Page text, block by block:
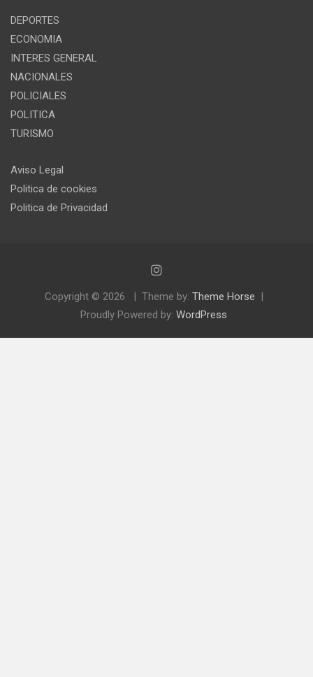
DEPORTES
ECONOMIA
INTERES GENERAL
NACIONALES
POLICIALES
POLITICA
TURISMO
Aviso Legal
Politica de cookies
Politica de Privacidad
Copyright © 2026 Theme by: Theme Horse
Proudly Powered by: WordPress